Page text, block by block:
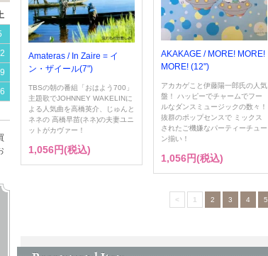
Amateras / In Zaire = イ
ン・ザイール(7")
TBSの朝の番組「おはよう700」
主題歌でJOHNNEY WAKELINに
よる人気曲を高橋英介、じゅんと
ネネの 高橋早苗(ネネ)の夫妻ユニ
ットがカヴァー！
1,056円(税込)
AKAKAGE / MORE! MORE!
MORE! (12")
アカカゲこと伊藤陽一郎氏の人気
盤！ ハッピーでチャームでフー
ルなダンスミュージックの数々！
抜群のポップセンスで ミックス
されたご機嫌なパーティーチュー
ン揃い！
1,056円(税込)
< 1 2 3 4 5